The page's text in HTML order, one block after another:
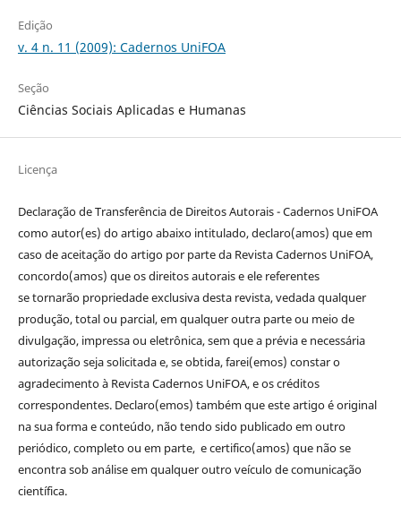
Edição
v. 4 n. 11 (2009): Cadernos UniFOA
Seção
Ciências Sociais Aplicadas e Humanas
Licença
Declaração de Transferência de Direitos Autorais - Cadernos UniFOA
como autor(es) do artigo abaixo intitulado, declaro(amos) que em
caso de aceitação do artigo por parte da Revista Cadernos UniFOA,
concordo(amos) que os direitos autorais e ele referentes
se tornarão propriedade exclusiva desta revista, vedada qualquer
produção, total ou parcial, em qualquer outra parte ou meio de
divulgação, impressa ou eletrônica, sem que a prévia e necessária
autorização seja solicitada e, se obtida, farei(emos) constar o
agradecimento à Revista Cadernos UniFOA, e os créditos
correspondentes. Declaro(emos) também que este artigo é original
na sua forma e conteúdo, não tendo sido publicado em outro
periódico, completo ou em parte, e certifico(amos) que não se
encontra sob análise em qualquer outro veículo de comunicação
científica.